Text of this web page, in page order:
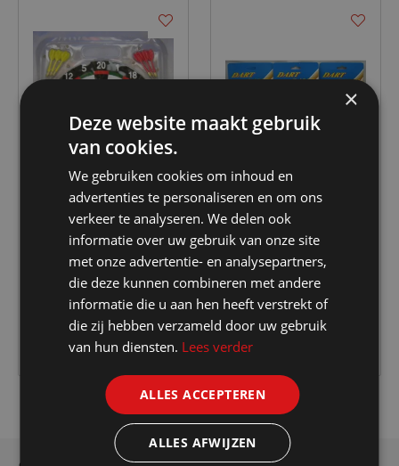
No brand
Dart Game
S/3 DARTSPIJLEN
€ 1.20
×
Deze website maakt gebruik
van cookies.
We gebruiken cookies om inhoud en
advertenties te personaliseren en om ons
verkeer te analyseren. We delen ook
informatie over uw gebruik van onze site
met onze advertentie- en analysepartners,
die deze kunnen combineren met andere
informatie die u aan hen heeft verstrekt of
die zij hebben verzameld door uw gebruik
van hun diensten. Lees verder
ALLES ACCEPTEREN
ALLES AFWIJZEN